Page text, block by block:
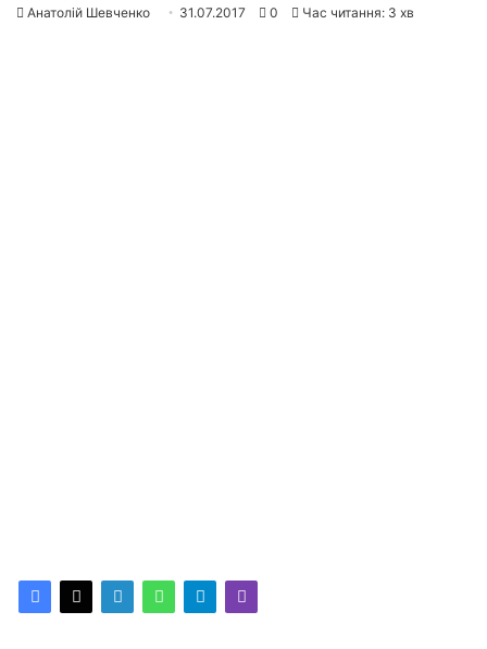
Анатолій Шевченко 31.07.2017 0 Час читання: 3 хв